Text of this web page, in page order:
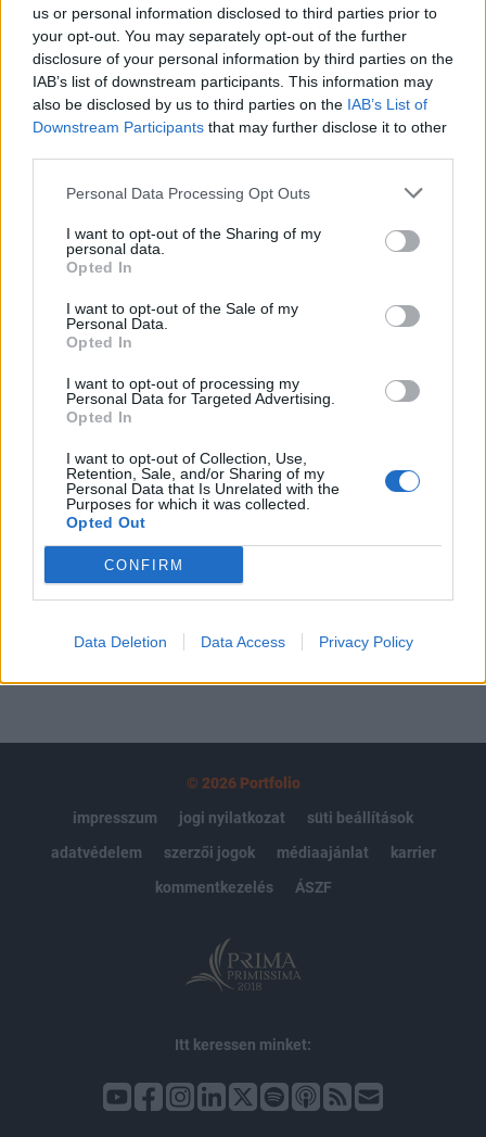
us or personal information disclosed to third parties prior to
your opt-out. You may separately opt-out of the further
disclosure of your personal information by third parties on the
IAB’s list of downstream participants. This information may
also be disclosed by us to third parties on the IAB’s List of
Downstream Participants that may further disclose it to other
Personal Data Processing Opt Outs
I want to opt-out of the Sharing of my
personal data.
Opted In
I want to opt-out of the Sale of my
Personal Data.
Opted In
I want to opt-out of processing my
Personal Data for Targeted Advertising.
Opted In
I want to opt-out of Collection, Use,
Retention, Sale, and/or Sharing of my
Personal Data that Is Unrelated with the
Purposes for which it was collected.
Opted Out
CONFIRM
Data Deletion Data Access Privacy Policy
Rekordáron, 848 750 fontért (308 millió forint) kelt el a
világ legdrágább skót whiskyje szerdán a Bonhams
árverési ház edinburgh-i aukcióján. A Macallan Valerio
Adami 1926 elnevezésű whiskyt 60 évig érlelték, mielőtt
palackozták volna. A Macallan szeszfőzde annak idején
24 palack címkéjének megtervezésére....
KEDVES OLVASÓNK!
A keresett cikk a portfolio.hu hírarchívumához
tartozik, melynek olvasása előfizetéses
Az előfizetés a következőket tartalmazza:
Portfolio.hu teljes cikkarchívum
Kötéslisták: BÉT elmúlt 2 év napon belüli
kötéslistái
© 2026 Portfolio
impresszum
jogi nyilatkozat
süti beállítások
adatvédelem
szerzői jogok médiaajánlat
karrier
kommentkezelés
ÁSZF
Itt keressen minket: